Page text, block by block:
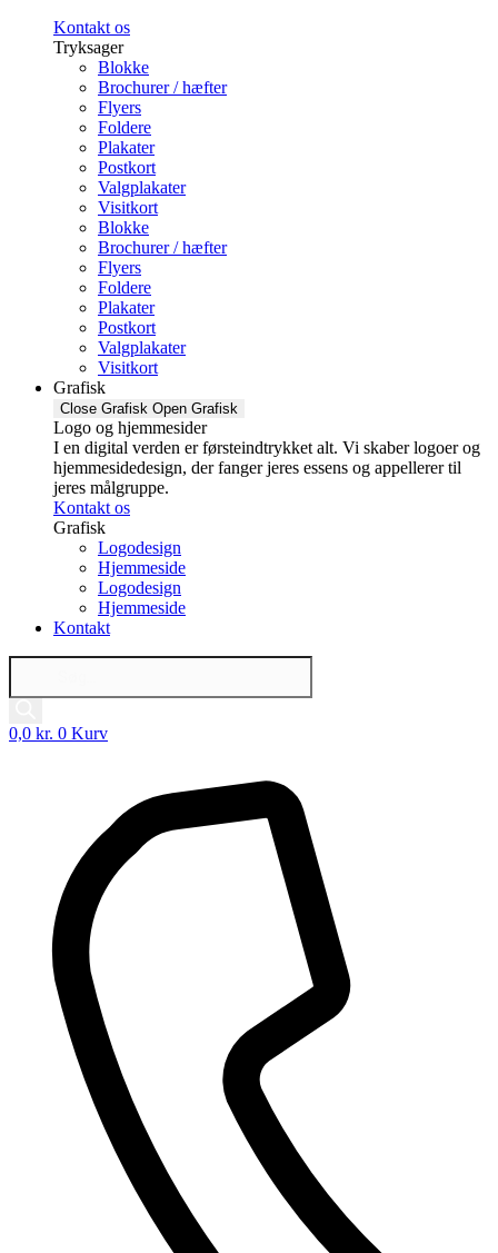
Kontakt os
Tryksager
Blokke
Brochurer / hæfter
Flyers
Foldere
Plakater
Postkort
Valgplakater
Visitkort
Blokke
Brochurer / hæfter
Flyers
Foldere
Plakater
Postkort
Valgplakater
Visitkort
Grafisk
Close Grafisk Open Grafisk
Logo og hjemmesider
I en digital verden er førsteindtrykket alt. Vi skaber logoer og
hjemmesidedesign, der fanger jeres essens og appellerer til
jeres målgruppe.
Kontakt os
Grafisk
Logodesign
Hjemmeside
Logodesign
Hjemmeside
Kontakt
Products
0,0 kr. 0 Kurv